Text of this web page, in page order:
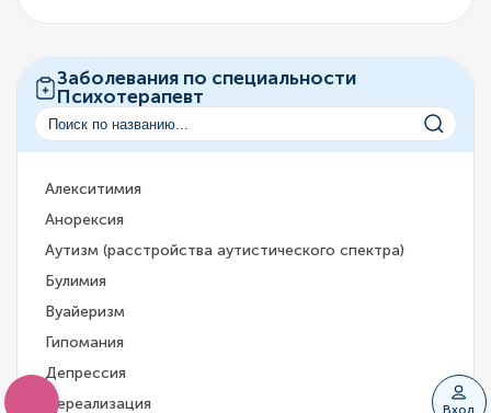
Заболевания по специальности
Психотерапевт
Алекситимия
Анорексия
Аутизм (расстройства аутистического спектра)
Булимия
Вуайеризм
Гипомания
Депрессия
Дереализация